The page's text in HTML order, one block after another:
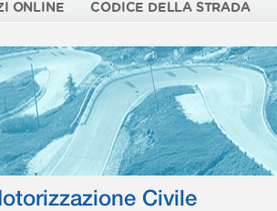
ONLINE CODICE DELLA STRADA
Civile